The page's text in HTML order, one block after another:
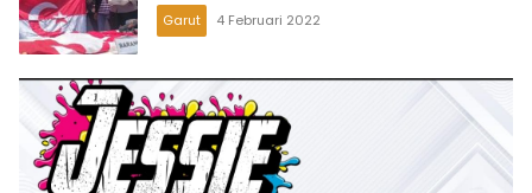
Garut 4 Februari 2022